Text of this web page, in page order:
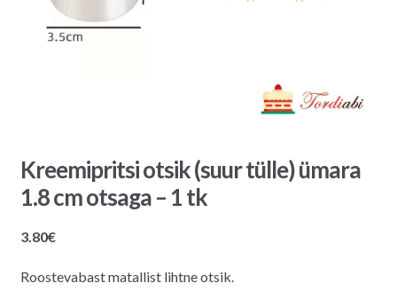
Kreemipritsi otsik (suur tülle) ümara
1.8 cm otsaga – 1 tk
3.80€
Roostevabast matallist lihtne otsik.